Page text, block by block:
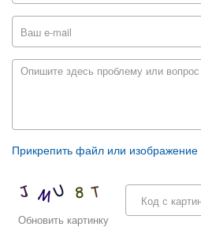
Прикрепить файл или изображение
Обновить картинку